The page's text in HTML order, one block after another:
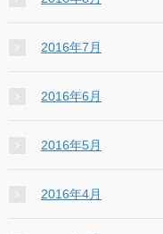
2016年7月
2016年6月
2016年5月
2016年4月